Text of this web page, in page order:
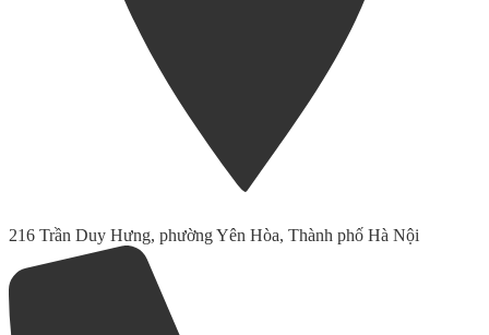
216 Trần Duy Hưng, phường Yên Hòa, Thành phố Hà Nội